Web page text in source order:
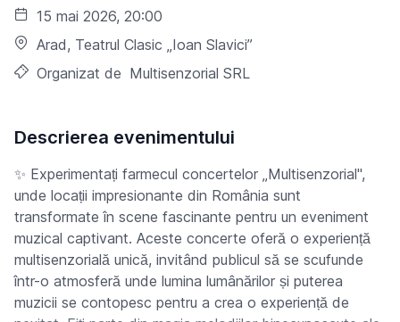
15 mai 2026, 20:00
Arad, Teatrul Clasic „Ioan Slavici”
Organizat de Multisenzorial SRL
Descrierea evenimentului
✨ Experimentați farmecul concertelor „Multisenzorial",
unde locații impresionante din România sunt
transformate în scene fascinante pentru un eveniment
muzical captivant. Aceste concerte oferă o experiență
multisenzorială unică, invitând publicul să se scufunde
într-o atmosferă unde lumina lumânărilor și puterea
muzicii se contopesc pentru a crea o experiență de